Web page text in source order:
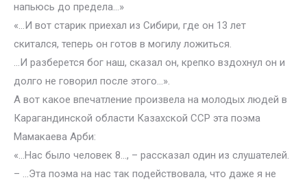
напьюсь до предела…»
«…И вот старик приехал из Сибири, где он 13 лет
скитался, теперь он готов в могилу ложиться.
…И разберется бог наш, сказал он, крепко вздохнул он и
долго не говорил после этого…».
А вот какое впечатление произвела на молодых людей в
Карагандинской области Казахской ССР эта поэма
Мамакаева Арби:
«…Нас было человек 8…, – рассказал один из слушателей.
– …Эта поэма на нас так подействовала, что даже я не